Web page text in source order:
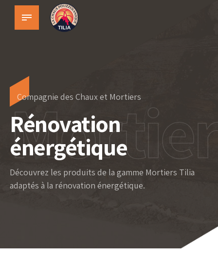
Compagnie des Chaux et Mortiers
Rénovation
énergétique
Découvrez les produits de la gamme Mortiers Tilia
adaptés à la rénovation énergétique.